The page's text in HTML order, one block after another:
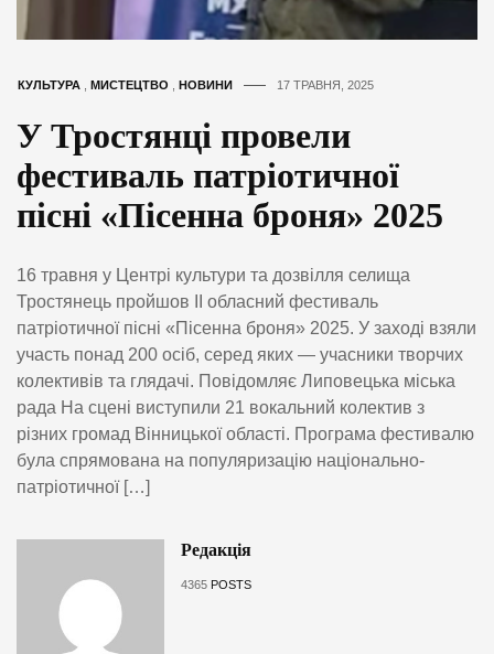
КУЛЬТУРА МИСТЕЦТВО НОВИНИ 17 ТРАВНЯ, 2025
У Тростянці провели
фестиваль патріотичної
пісні «Пісенна броня» 2025
16 травня у Центрі культури та дозвілля селища
Тростянець пройшов ІІ обласний фестиваль
патріотичної пісні «Пісенна броня» 2025. У заході взяли
участь понад 200 осіб, серед яких — учасники творчих
колективів та глядачі. Повідомляє Липовецька міська
рада На сцені виступили 21 вокальний колектив з
різних громад Вінницької області. Програма фестивалю
була спрямована на популяризацію національно-
патріотичної […]
Редакція
4365 POSTS